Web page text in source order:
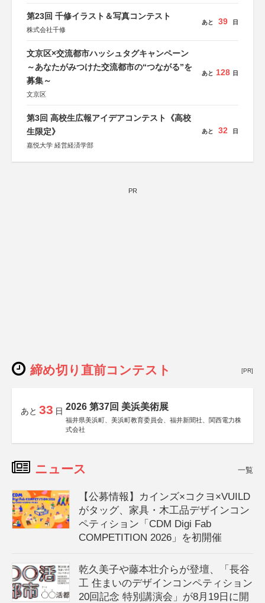
第23回 千修イラスト＆写真コンテスト
株式会社千修
あと 39 日
文京区×交流都市ハッシュタグキャンペーン
～あなたがみつけた交流都市の“つながる”を
募集～
文京区
あと 128 日
第3回 高校生広報アイデアコンテスト《高校
生限定》
嘉悦大学 経営経済学部
あと 32 日
PR
締め切り直前コンテスト [PR]
あと 33 日 2026 第37回 美浜美術展
福井県美浜町、美浜町教育委員会、福井新聞社、関西電力株
式会社
ニュース 一覧
【公募情報】カインズ×コクヨ×VUILD
がタッグ、家具・木工品デザインコン
ペティション「CDM Digi Fab
COMPETITION 2026」を初開催
乾久美子や藤本壮介らが登壇、「長谷
工 住まいのデザインコンペティション
20回記念 特別講演会」が8月19日に開